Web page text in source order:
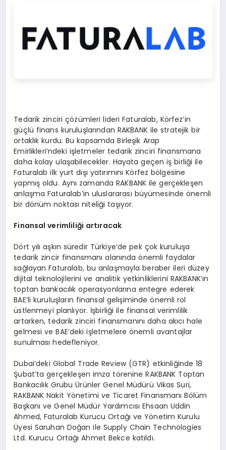
Tedarik zinciri çözümleri lideri Faturalab, Körfez’in
güçlü finans kuruluşlarından RAKBANK ile stratejik bir
ortaklık kurdu. Bu kapsamda Birleşik Arap
Emirlikleri’ndeki işletmeler tedarik zinciri finansmana
daha kolay ulaşabilecekler. Hayata geçen iş birliği ile
Faturalab ilk yurt dışı yatırımını Körfez bölgesine
yapmış oldu. Aynı zamanda RAKBANK ile gerçekleşen
anlaşma Faturalab’in uluslararası büyümesinde önemli
bir dönüm noktası niteliği taşıyor.
Finansal verimliliği artıracak
Dört yılı aşkın süredir Türkiye’de pek çok kuruluşa
tedarik zincir finansmanı alanında önemli faydalar
sağlayan Faturalab, bu anlaşmayla beraber ileri düzey
dijital teknolojilerini ve analitik yetkinliklerini RAKBANK’ın
toptan bankacılık operasyonlarına entegre ederek
BAE’li kuruluşların finansal gelişiminde önemli rol
üstlenmeyi planlıyor. İşbirliği ile finansal verimlilik
artarken, tedarik zinciri finansmanını daha akıcı hale
gelmesi ve BAE’deki işletmelere önemli avantajlar
sunulması hedefleniyor.
Dubai’deki Global Trade Review (GTR) etkinliğinde 18
Şubat’ta gerçekleşen imza törenine RAKBANK Toptan
Bankacılık Grubu Ürünler Genel Müdürü Vikas Suri,
RAKBANK Nakit Yönetimi ve Ticaret Finansmanı Bölüm
Başkanı ve Genel Müdür Yardımcısı Ehsaan Uddin
Ahmed, Faturalab Kurucu Ortağı ve Yönetim Kurulu
Üyesi Saruhan Doğan ile Supply Chain Technologies
Ltd. Kurucu Ortağı Ahmet Bekce katıldı.